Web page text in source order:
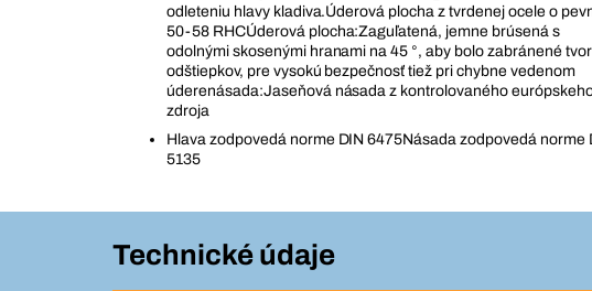
odleteniu hlavy kladiva.Úderová plocha z tvrdenej ocele o
50-58 RHCÚderová plocha:Zaguľatená, jemne brúsená s
odolnými skosenými hranami na 45 °, aby bolo zabránené
odštiepkov, pre vysokú bezpečnosť tiež pri chybne vedenom
úderenásada:Jaseňová násada z kontrolovaného
zdroja
Hlava zodpovedá norme DIN 6475Násada zodpovedá norme
5135
Technické údaje